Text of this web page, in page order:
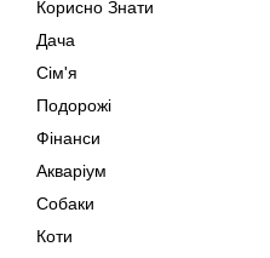
Корисно Знати
Дача
Сім'я
Подорожі
Фінанси
Акваріум
Собаки
Коти